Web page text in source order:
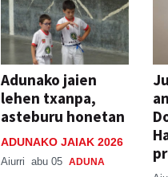
Adunako jaien
lehen txanpa,
asteburu honetan
ADUNAKO JAIAK 2026
Aiurri abu 05 ADUNA